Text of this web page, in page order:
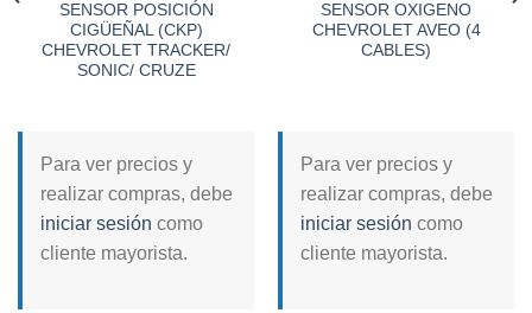
SENSOR POSICIÓN
CIGÜEÑAL (CKP)
CHEVROLET TRACKER/
SONIC/ CRUZE
Para ver precios y
realizar compras, debe
iniciar sesión como
cliente mayorista.
SENSOR OXIGENO
CHEVROLET AVEO (4
CABLES)
Para ver precios y
realizar compras, debe
iniciar sesión como
cliente mayorista.